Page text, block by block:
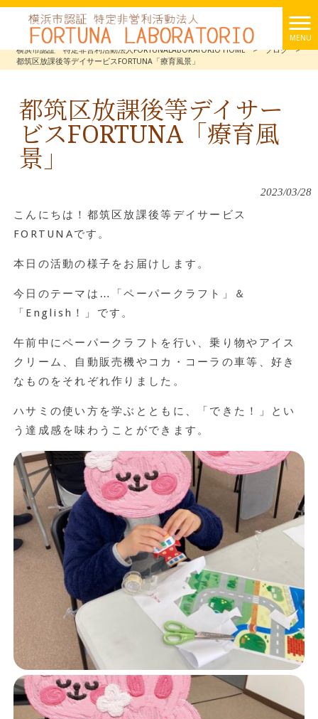
MENU
横浜市認証 特定非営利活動法人FORTUNALABORATORIO HOME
> ブログ
>
都筑区放課後等デイサービスFORTUNA「療育風景」
都筑区放課後等デイサー
ビスFORTUNA「療育風
景」
2023/03/28
こんにちは！都筑区放課後等デイサービス
FORTUNAです。
本日の活動の様子をお届けします。
今日のテーマは…「ペーパークラフト」＆
「English！」です。
午前中にペーパークラフトを行い、乗り物やアイス
クリーム、自動販売機やコカ・コーラの車等、好き
なものをそれぞれ作りました。
ハサミの使い方を学ぶとともに、「できた！」とい
う達成感を味わうことができます。